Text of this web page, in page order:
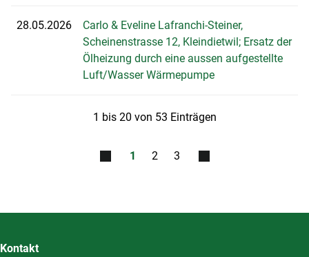
28.05.2026
Carlo & Eveline Lafranchi-Steiner,
Scheinenstrasse 12, Kleindietwil; Ersatz der
Ölheizung durch eine aussen aufgestellte
Luft/Wasser Wärmepumpe
1 bis 20 von 53 Einträgen
1 2 3
Kontakt